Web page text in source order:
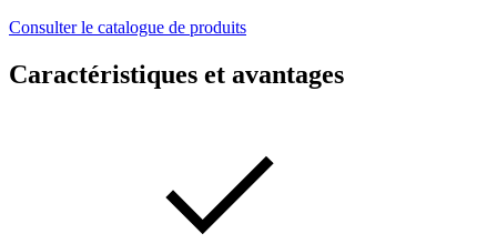
Consulter le catalogue de produits
Caractéristiques et avantages